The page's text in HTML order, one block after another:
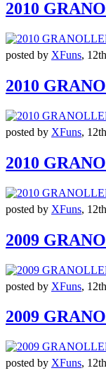
2010
posted by XFuns,
2010
posted by XFuns,
2010
posted by XFuns,
2009
posted by XFuns,
2009
posted by XFuns,